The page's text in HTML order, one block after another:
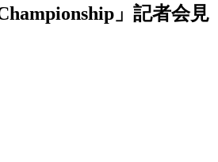
」記者会見